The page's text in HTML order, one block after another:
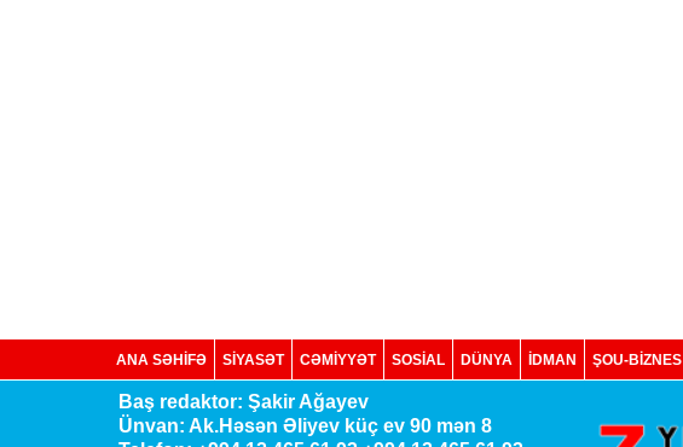
ANA SƏHİFƏ SİYASƏT CƏMİYYƏT SOSIAL DÜNYA İDMAN ŞOU-BİZNES
Baş redaktor: Şakir Ağayev
Ünvan: Ak.Həsən Əliyev küç ev 90 mən 8